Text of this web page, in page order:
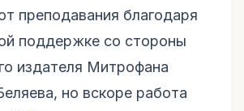
преподавания благодаря
поддержке со стороны
издателя Митрофана
но вскоре работа